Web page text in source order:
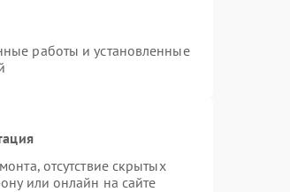
работы и установленные
отсутствие скрытых
или онлайн на сайте